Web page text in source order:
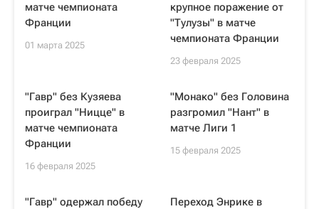
матче чемпионата
Франции
01 марта 2025
крупное поражение от
"Тулузы" в матче
чемпионата Франции
23 февраля 2025
"Гавр" без Кузяева
проиграл "Ницце" в
матче чемпионата
Франции
16 февраля 2025
"Монако" без Головина
разгромил "Нант" в
матче Лиги 1
15 февраля 2025
"Гавр" одержал победу
Переход Энрике в